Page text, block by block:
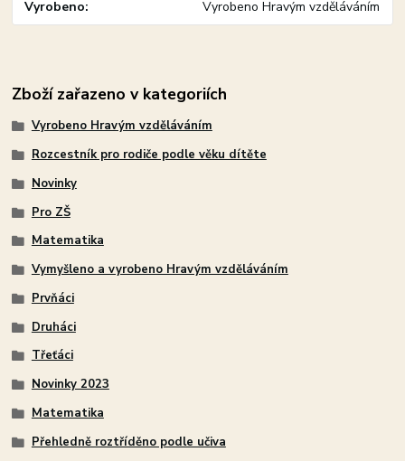
Vyrobeno Vyrobeno Hravým vzděláváním
Zboží zařazeno v kategoriích
Vyrobeno Hravým vzděláváním
Rozcestník pro rodiče podle věku dítěte
Novinky
Pro ZŠ
Matematika
Vymyšleno a vyrobeno Hravým vzděláváním
Prvňáci
Druháci
Třeťáci
Novinky 2023
Matematika
Přehledně roztříděno podle učiva